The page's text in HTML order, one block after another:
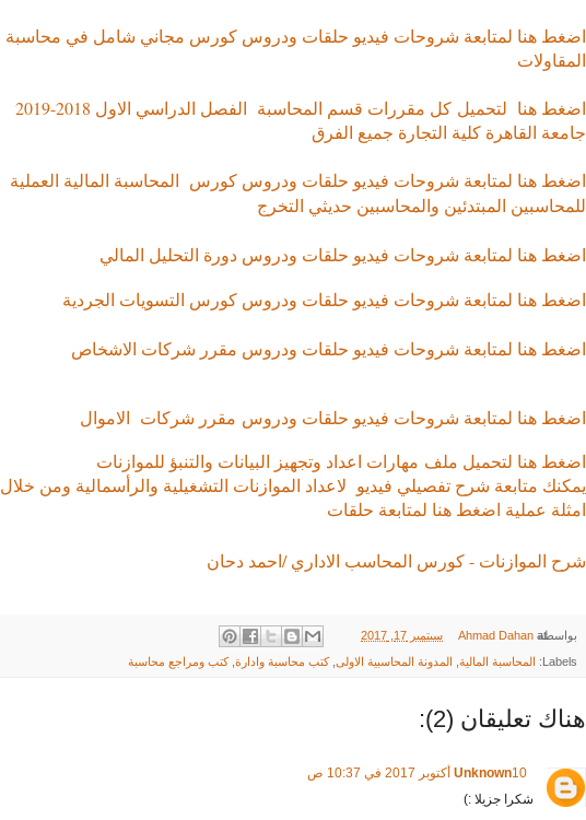
اضغط هنا لمتابعة شروحات فيديو حلقات ودروس كورس مجاني شامل في محاسبة
المقاولات
اضغط هنا لتحميل
جامعة القاهرة كلية التجارة جميع الفرق
اضغط هنا لمتابعة شروحات فيديو حلقات ودروس كورس المحاسبة المالية العملية
للمحاسبين المبتدئين والمحاسبين حديثي التخرج
اضغط هنا لمتابعة شروحات فيديو حلقات ودروس دورة التحليل المالي
اضغط هنا لمتابعة شروحات فيديو حلقات ودروس كورس التسويات الجردية
اضغط هنا لمتابعة شروحات فيديو حلقات ودروس مقرر شركات الاشخاص
اضغط هنا لمتابعة شروحات فيديو حلقات ودروس مقرر شركات الاموال
اضغط هنا لتحميل ملف مهارات اعداد وتجهيز البيانات والتنبؤ للموازنات
يمكنك متابعة شرح تفصيلي فيديو لاعداد الموازنات التشغيلية والرأسمالية ومن خلال
امثلة عملية اضغط هنا لمتابعة حلقات
شرح الموازنات - كورس المحاسب الاداري /احمد دحان
بواسطة Ahmad Dahan at سبتمبر 17, 2017
Labels: المحاسبة المالية, المدونة المحاسبية الاولى,كتب محاسبة وادارة,كتب ومراجع محاسبة
هناك تعليقان (2):
Unknown10 أكتوبر 2017 في 10:37 ص
شكرا جزيلا :)